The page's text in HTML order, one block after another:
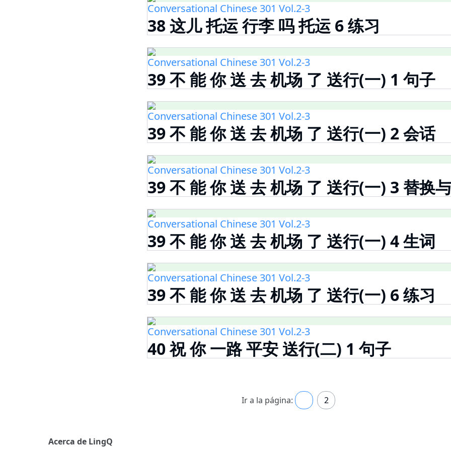
Conversational Chinese 301 Vol.2-3
38 这儿 托运 行李 吗 托运 6 练习
Conversational Chinese 301 Vol.2-3
39 不 能 你 送 去 机场 了 送行(一) 1 句子
Conversational Chinese 301 Vol.2-3
39 不 能 你 送 去 机场 了 送行(一) 2 会话
Conversational Chinese 301 Vol.2-3
39 不 能 你 送 去 机场 了 送行(一) 3 替换
Conversational Chinese 301 Vol.2-3
39 不 能 你 送 去 机场 了 送行(一) 4 生词
Conversational Chinese 301 Vol.2-3
39 不 能 你 送 去 机场 了 送行(一) 6 练习
Conversational Chinese 301 Vol.2-3
40 祝 你 一路 平安 送行(二) 1 句子
Ir a la página: 2
Acerca de LingQ